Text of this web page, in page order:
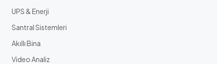
UPS & Enerji
Santral Sistemleri
Akıllı Bina
Video Analiz